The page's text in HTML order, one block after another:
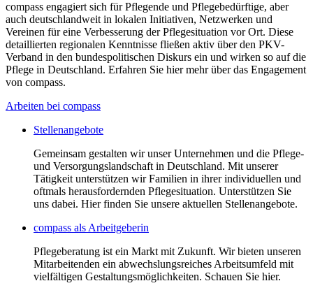
compass engagiert sich für Pflegende und Pflegebedürftige, aber
auch deutschlandweit in lokalen Initiativen, Netzwerken und
Vereinen für eine Verbesserung der Pflegesituation vor Ort. Diese
detaillierten regionalen Kenntnisse fließen aktiv über den PKV-
Verband in den bundespolitischen Diskurs ein und wirken so auf die
Pflege in Deutschland. Erfahren Sie hier mehr über das Engagement
von compass.
Arbeiten bei compass
Stellenangebote
Gemeinsam gestalten wir unser Unternehmen und die Pflege-
und Versorgungslandschaft in Deutschland. Mit unserer
Tätigkeit unterstützen wir Familien in ihrer individuellen und
oftmals herausfordernden Pflegesituation. Unterstützen Sie
uns dabei. Hier finden Sie unsere aktuellen Stellenangebote.
compass als Arbeitgeberin
Pflegeberatung ist ein Markt mit Zukunft. Wir bieten unseren
Mitarbeitenden ein abwechslungsreiches Arbeitsumfeld mit
vielfältigen Gestaltungsmöglichkeiten. Schauen Sie hier.